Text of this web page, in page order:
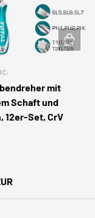
mit
Schaft und
12er-Set, CrV
Preis
IN DEN